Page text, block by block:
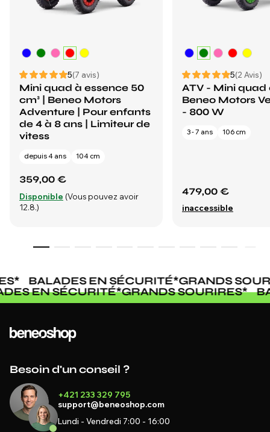
5(7 avis)
Mini quad à essence 50
cm³ | Beneo Motors
Adventure | Pour enfants
de 4 à 8 ans | Limiteur de
vitess
depuis 4 ans 104 cm
359,00 €
Disponible (Vous pouvez avoir
12.8.)
5(2 Avis)
ATV - Mini
Beneo Motors
- 800 W
3 - 7 ans 106 cm
479,00 €
inaccessible
* BALADES EN SÉCURITÉ*GRANDS
EN SÉCURITÉ*GRANDS SOURIRES*
Besoin d'un conseil ?
+421 233 329 795
support@beneoshop.com
Lundi - Vendredi 7:00 - 16:00